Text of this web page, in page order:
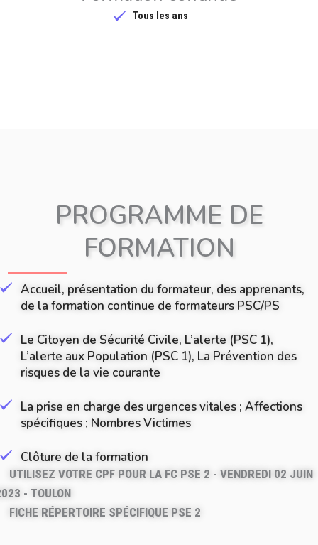
Tous les ans
PROGRAMME DE
FORMATION
Accueil, présentation du formateur, des apprenants,
de la formation continue de formateurs PSC/PS
Le Citoyen de Sécurité Civile, L’alerte (PSC 1),
L’alerte aux Population (PSC 1), La Prévention des
risques de la vie courante
La prise en charge des urgences vitales ; Affections
spécifiques ; Nombres Victimes
Clôture de la formation
UTILISEZ VOTRE CPF POUR LA FC PSE 2 - VENDREDI 02 JUIN
- TOULON
FICHE RÉPERTOIRE SPÉCIFIQUE PSE 2